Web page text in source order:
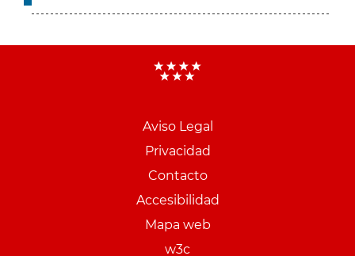
Aviso Legal
Privacidad
Contacto
Accesibilidad
Mapa web
w3c